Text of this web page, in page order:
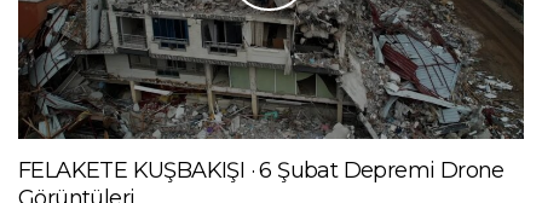
FELAKETE KUŞBAKIŞI · 6 Şubat Depremi Drone
Görüntüleri